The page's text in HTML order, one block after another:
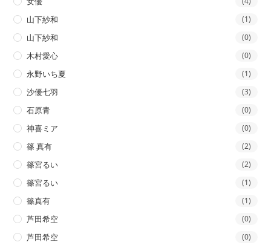
山下紗和 (1)
山下紗和 (0)
木村愛心 (0)
永野いち夏 (1)
沙優七羽 (3)
石原青 (0)
神喜ミア (0)
篠 真有 (2)
篠宮るい (2)
篠宮るい (1)
篠真有 (1)
芦田希空 (0)
芦田希空 (0)